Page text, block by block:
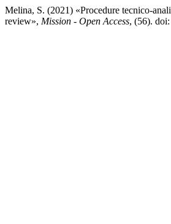
Melina, S. (2021) «Procedure tecnico-
review», Mission - Open Access, (56).